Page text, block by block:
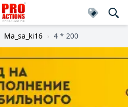
Ma_sa_ki16 4 * 200